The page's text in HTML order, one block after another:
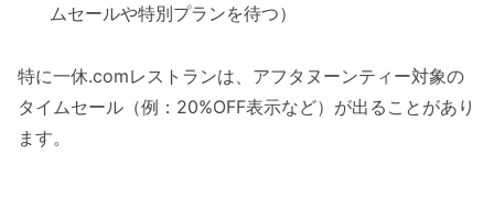
ムセールや特別プランを待つ）
特に一休.comレストランは、アフタヌーンティー対象の
タイムセール（例：20%OFF表示など）が出ることがあり
ます。